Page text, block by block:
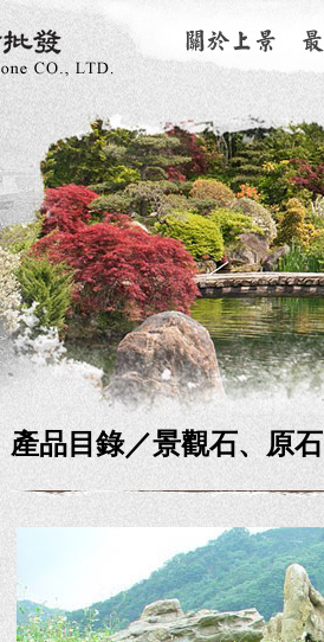
產品目錄／景觀石、原石